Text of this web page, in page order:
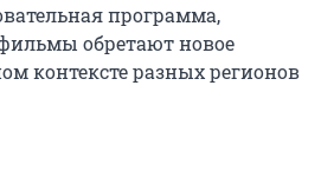
программа,
обретают новое
контексте разных регионов